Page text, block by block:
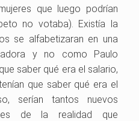
que luego podrían
no votaba). Existía la
se alfabetizaran en una
y no como Paulo
saber qué era el salario,
que saber qué era el
serían tantos nuevos
de la realidad que